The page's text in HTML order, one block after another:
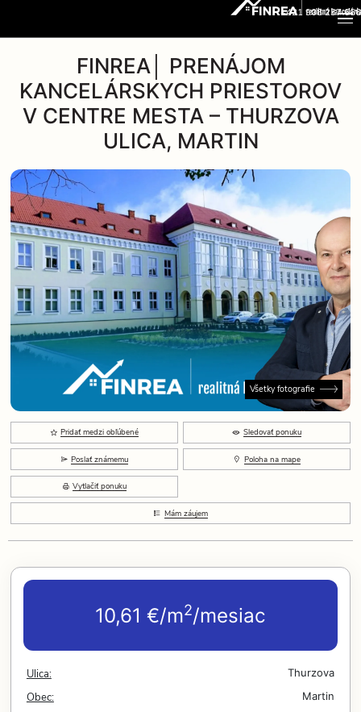
+421 908 237 666
FINREA│ PRENÁJOM
KANCELÁRSKYCH PRIESTOROV
V CENTRE MESTA – THURZOVA
ULICA, MARTIN
Všetky fotografie
Pridať medzi obľúbené Sledovať ponuku
Poslať známemu Poloha na mape
Vytlačiť ponuku
Mám záujem
10,61 €/m2/mesiac
Ulica: Thurzova
Obec: Martin